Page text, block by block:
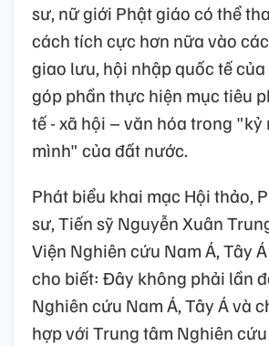
sư, nữ giới Phật giáo có thể
cách tích cực hơn nữa vào
giao lưu, hội nhập quốc tế
góp phần thực hiện mục tiêu
tế - xã hội – văn hóa trong
mình" của đất nước.
Phát biểu khai mạc Hội thảo,
sư, Tiến sỹ Nguyễn Xuân
Viện Nghiên cứu Nam Á, Tây
cho biết: Đây không phải lần
Nghiên cứu Nam Á, Tây Á và
hợp với Trung tâm Nghiên